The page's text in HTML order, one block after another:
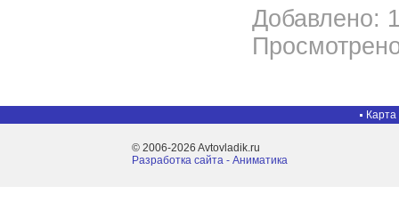
Добавлено:
Карта
© 2006-2026 Avtovladik.ru
Разработка сайта - Aниматика